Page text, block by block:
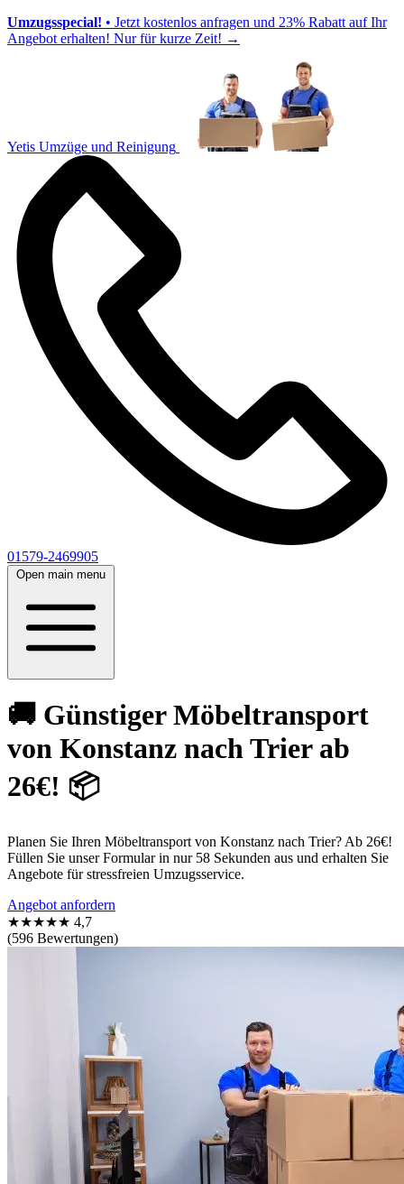
Umzugsspecial! • Jetzt kostenlos anfragen und 23% Rabatt auf Ihr
Angebot erhalten! Nur für kurze Zeit! →
Yetis Umzüge und Reinigung
01579-2469905
Open main menu
🚚 Günstiger Möbeltransport
von Konstanz nach Trier ab
26€! 📦
Planen Sie Ihren Möbeltransport von Konstanz nach Trier? Ab 26€!
Füllen Sie unser Formular in nur 58 Sekunden aus und erhalten Sie
Angebote für stressfreien Umzugsservice.
Angebot anfordern
★★★★★ 4,7
(596 Bewertungen)